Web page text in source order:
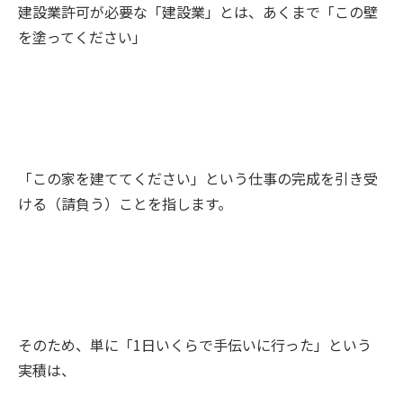
建設業許可が必要な「建設業」とは、あくまで「この壁
を塗ってください」
「この家を建ててください」という仕事の完成を引き受
ける（請負う）ことを指します。
そのため、単に「1日いくらで手伝いに行った」という
実積は、